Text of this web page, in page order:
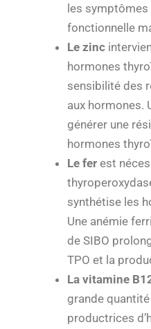
les symptômes
fonctionnelle
Le zinc
hormones
sensibilité des
aux hormones.
générer une
hormones
Le fer est
synthétise les
Une anémie
de SIBO
TPO et la
La vitamine
grande
productrices